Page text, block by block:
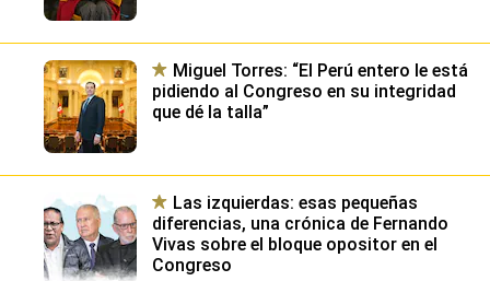
Miguel Torres: “El Perú entero le está
pidiendo al Congreso en su integridad
que dé la talla”
Las izquierdas: esas pequeñas
diferencias, una crónica de Fernando
Vivas sobre el bloque opositor en el
Congreso